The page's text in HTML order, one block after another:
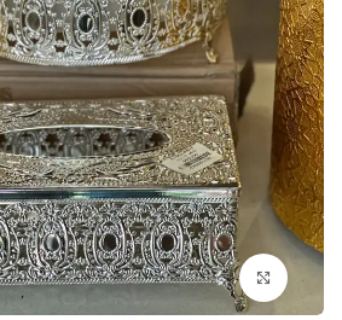
اضغط للتكبير